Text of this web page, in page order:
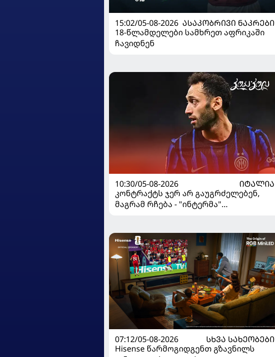
15:02/05-08-2026 ᲐᲡᲐᲙᲝᲑᲠᲘᲕᲘ ᲜᲐᲙᲠᲔᲑᲘ
18-წლამდელები სამხრეთ აფრიკაში
ჩავიდნენ
10:30/05-08-2026
ᲘᲢᲐᲚᲘᲐ
კონტრაქტს ჯერ არ გაუგრძელებენ,
მაგრამ რჩება - "ინტერმა"
07:12/05-08-2026
ᲡᲮᲕᲐ ᲡᲐᲮᲔᲝᲑᲔᲑᲘ
Hisense წარმოგიდგენთ გზავნილს